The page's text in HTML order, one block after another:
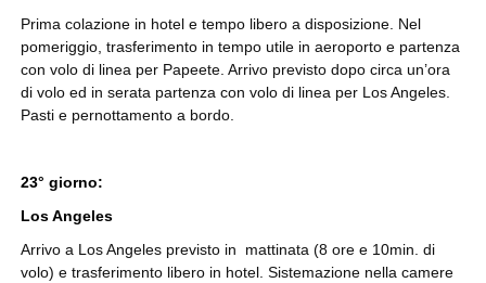
Prima colazione in hotel e tempo libero a disposizione. Nel
pomeriggio, trasferimento in tempo utile in aeroporto e partenza
con volo di linea per Papeete. Arrivo previsto dopo circa un’ora
di volo ed in serata partenza con volo di linea per Los Angeles.
Pasti e pernottamento a bordo.
23° giorno:
Los Angeles
Arrivo a Los Angeles previsto in mattinata (8 ore e 10min. di
volo) e trasferimento libero in hotel. Sistemazione nella camere